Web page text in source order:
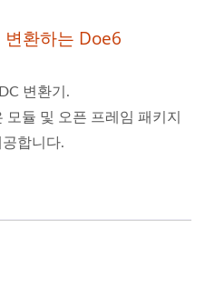
변환하는 Doe6
변환기.
듈 및 오픈 프레임 패키지
합니다.